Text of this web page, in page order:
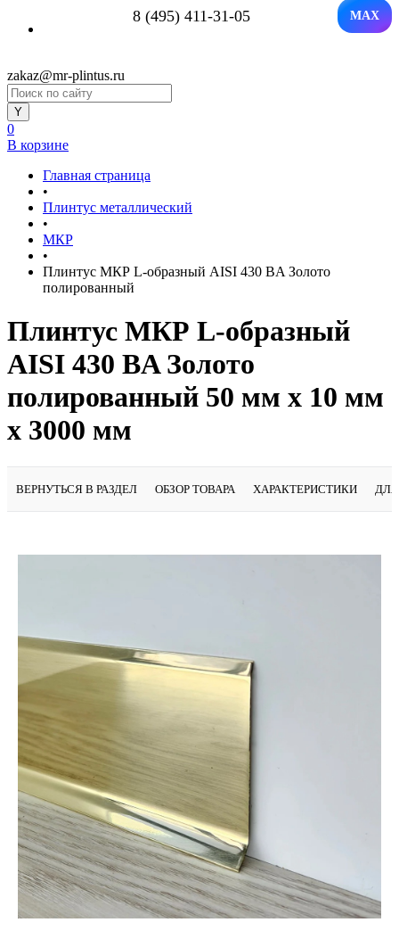
8 (495) 411-31-05 MAX
zakaz@mr-plintus.ru
0
В корзине
Главная страница
•
Плинтус металлический
•
МКР
•
Плинтус МКР L-образный AISI 430 BA Золото
полированный
Плинтус МКР L-образный
AISI 430 BA Золото
полированный 50 мм x 10 мм
х 3000 мм
ВЕРНУТЬСЯ В РАЗДЕЛ ОБЗОР ТОВАРА ХАРАКТЕРИСТИКИ